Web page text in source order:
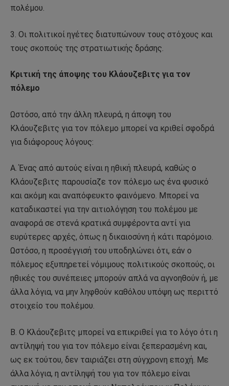
πολέμου.
3. Οι πολιτικοί ηγέτες διατυπώνουν τους στόχους και
τους σκοπούς της στρατιωτικής δράσης.
Κριτική της άποψης του Κλάουζεβιτς για τον
πόλεμο
Ωστόσο, από την άλλη πλευρά, η άποψη του
Κλάουζεβιτς για τον πόλεμο μπορεί να κριθεί σφοδρά
για διάφορους λόγους:
Α. Ένας από αυτούς είναι η ηθική πλευρά, καθώς ο
Κλάουζεβιτς παρουσίαζε τον πόλεμο ως ένα φυσικό
και ακόμη και αναπόφευκτο φαινόμενο. Μπορεί να
καταδικαστεί για την αιτιολόγηση του πολέμου με
αναφορά σε στενά κρατικά συμφέροντα αντί για
ευρύτερες αρχές, όπως η δικαιοσύνη ή κάτι παρόμοιο.
Ωστόσο, η προσέγγισή του υποδηλώνει ότι, εάν ο
πόλεμος εξυπηρετεί νόμιμους πολιτικούς σκοπούς, οι
ηθικές του συνέπειες μπορούν απλά να αγνοηθούν ή, με
άλλα λόγια, να μην ληφθούν καθόλου υπόψη ως περιττό
στοιχείο του πολέμου.
Β. Ο Κλάουζεβιτς μπορεί να επικριθεί για το λόγο ότι η
αντίληψή του για τον πόλεμο είναι ξεπερασμένη και,
ως εκ τούτου, δεν ταιριάζει στη σύγχρονη εποχή. Με
άλλα λόγια, η αντίληψή του για τον πόλεμο είναι